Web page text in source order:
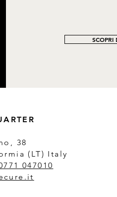
SCOPRI
38
(LT) Italy
047010